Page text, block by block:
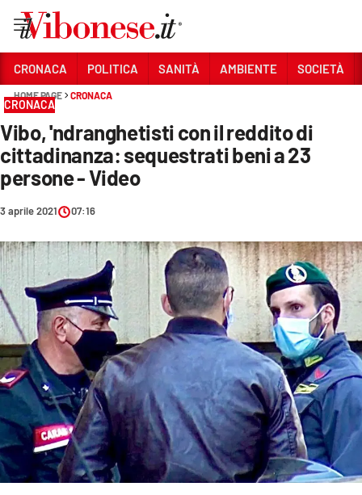
Sezioni
CRONACA
POLITICA
SOCIETÀ
CULTURA
ECONOMIA E LAVORO
EVENTI
SPORT
Streaming
LAC TV
CRONACA POLITICA SANITÀ AMBIENTE SOCIETÀ
HOME PAGE CRONACA
CRONACA
Vibo, 'ndranghetisti con il reddito di
cittadinanza: sequestrati beni a 23
persone - Video
3 aprile 2021 07:16